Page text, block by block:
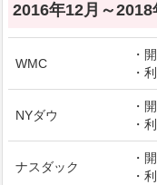
2016年12月～
WMC
・
・
NYダウ
・
・
ナスダック
・
・